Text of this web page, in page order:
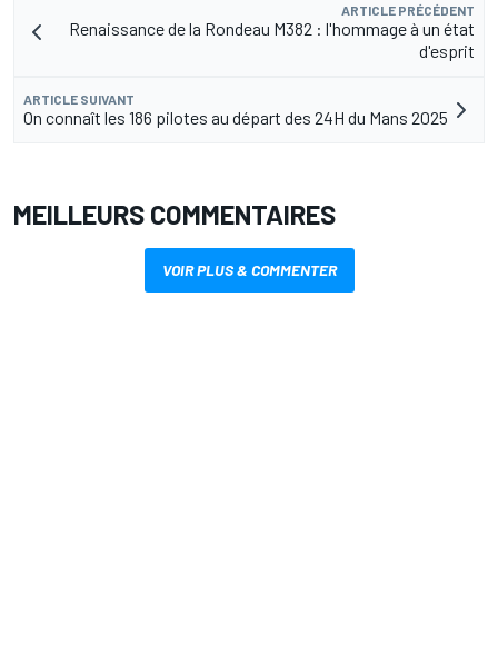
ARTICLE PRÉCÉDENT
Renaissance de la Rondeau M382 : l'hommage à un état
d'esprit
ARTICLE SUIVANT
On connaît les 186 pilotes au départ des 24H du Mans 2025
MEILLEURS COMMENTAIRES
VOIR PLUS & COMMENTER